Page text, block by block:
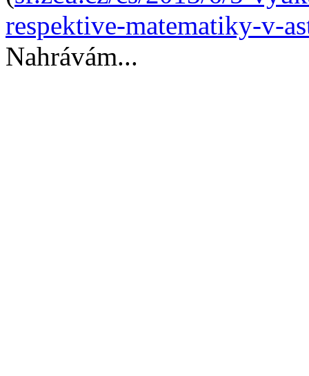
respektive-matematiky-v-
Nahrávám...